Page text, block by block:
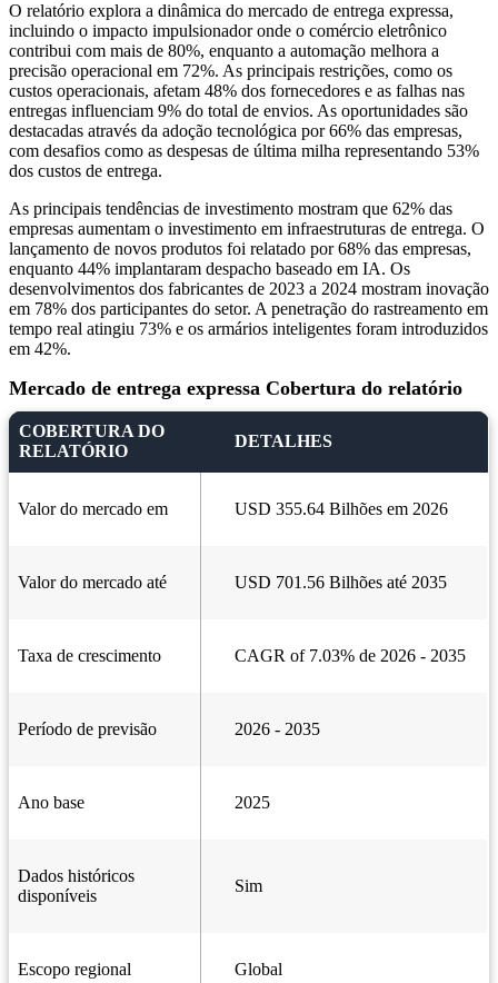
O relatório explora a dinâmica do mercado de entrega expressa,
incluindo o impacto impulsionador onde o comércio eletrônico
contribui com mais de 80%, enquanto a automação melhora a
precisão operacional em 72%. As principais restrições, como os
custos operacionais, afetam 48% dos fornecedores e as falhas nas
entregas influenciam 9% do total de envios. As oportunidades são
destacadas através da adoção tecnológica por 66% das empresas,
com desafios como as despesas de última milha representando 53%
dos custos de entrega.
As principais tendências de investimento mostram que 62% das
empresas aumentam o investimento em infraestruturas de entrega. O
lançamento de novos produtos foi relatado por 68% das empresas,
enquanto 44% implantaram despacho baseado em IA. Os
desenvolvimentos dos fabricantes de 2023 a 2024 mostram inovação
em 78% dos participantes do setor. A penetração do rastreamento em
tempo real atingiu 73% e os armários inteligentes foram introduzidos
em 42%.
Mercado de entrega expressa Cobertura do relatório
COBERTURA DO
RELATÓRIO
DETALHES
Valor do mercado em USD 355.64 Bilhões em 2026
Valor do mercado até USD 701.56 Bilhões até 2035
Taxa de crescimento CAGR of 7.03% de 2026 - 2035
Período de previsão 2026 - 2035
Ano base 2025
Dados históricos
disponíveis
Sim
Escopo regional Global